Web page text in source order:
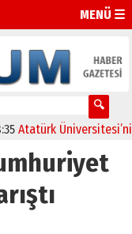
MENÜ ☰
Üniversitesi’nin